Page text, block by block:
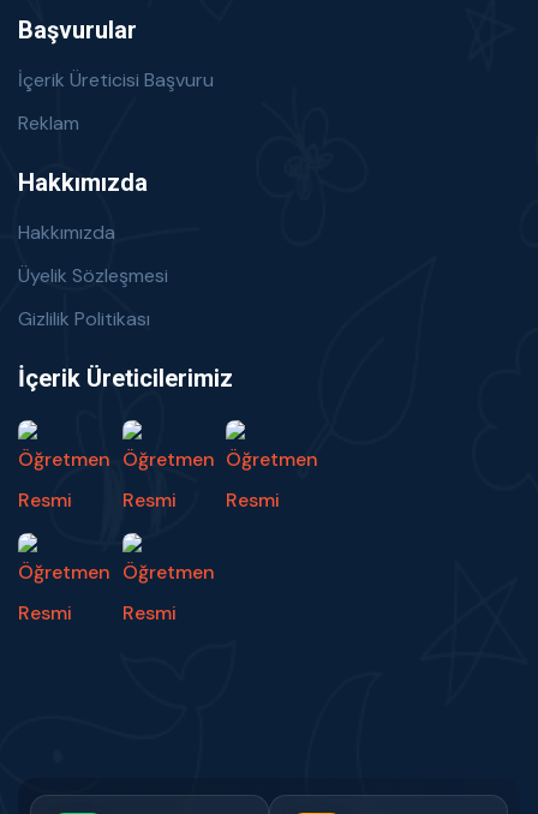
Başvurular
İçerik Üreticisi Başvuru
Reklam
Hakkımızda
Hakkımızda
Üyelik Sözleşmesi
Gizlilik Politikası
İçerik Üreticilerimiz